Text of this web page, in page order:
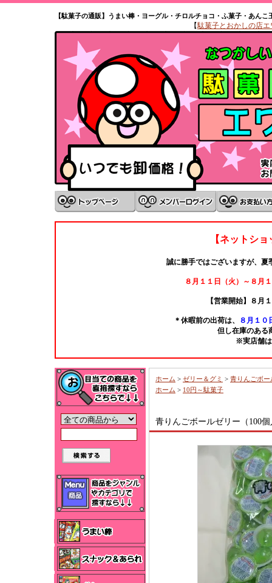
【駄菓子の通販】うまい棒・ヨーグル・チロルチョコ・ふ菓子・あん
【駄菓子とおかしの店エ
【ネットシ
誠に勝手ではございますが、夏
８月１１日（火）～８月
【営業開始】８月
＊休暇前の出荷は、
８月１０
但し在庫のある
※実店舗
ホーム > ゼリー＆グミ > 青りんごボー
ホーム > 10円～駄菓子
青りんごボールゼリー（100